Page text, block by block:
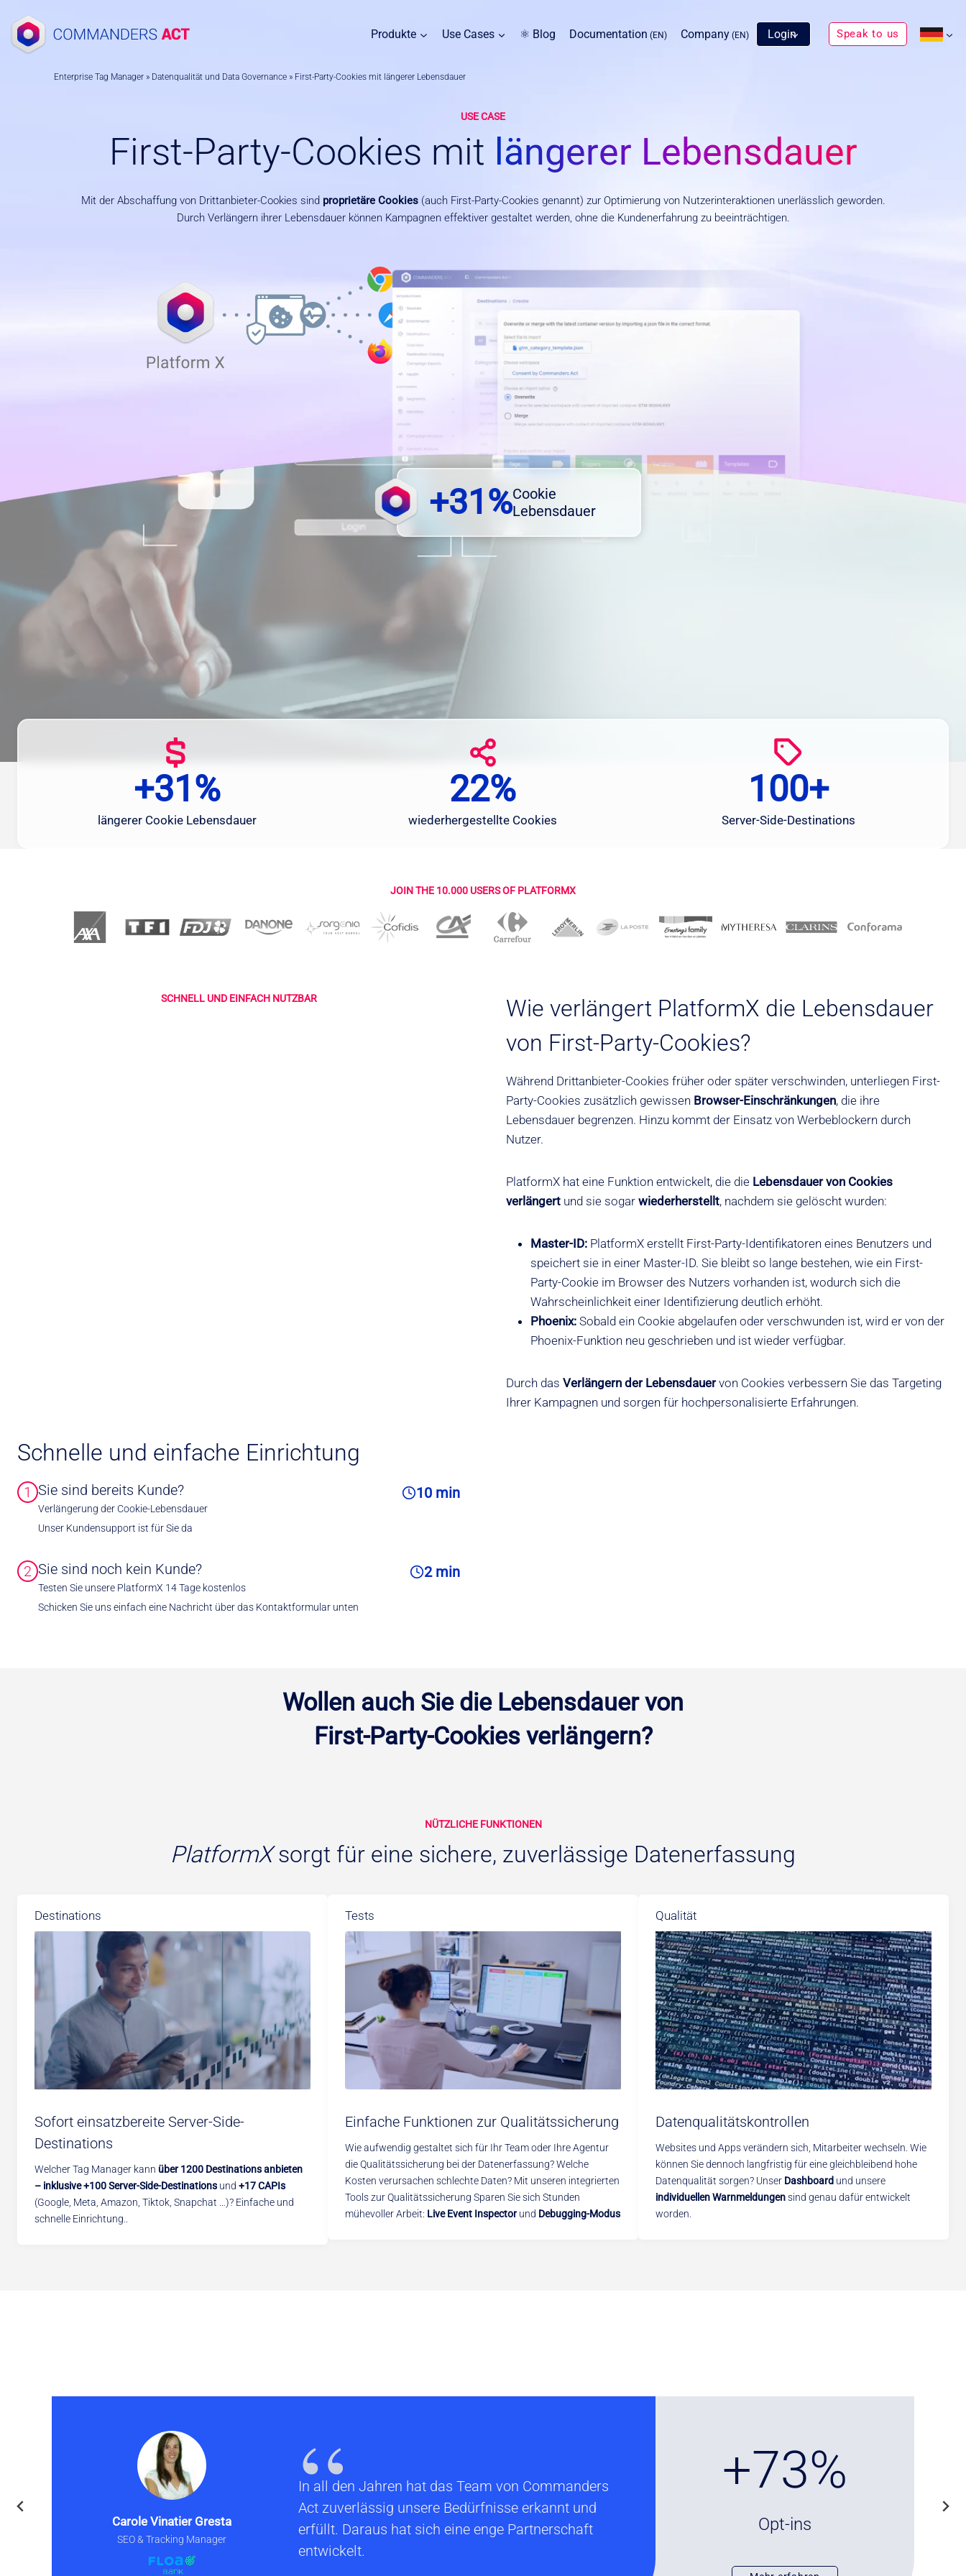
Inhalt
springen
Produkte Use Cases ⚛ Blog Documentation (EN) Company (EN) Login Speak to us
Enterprise Tag Manager » Datenqualität und Data Governance » First-Party-Cookies mit längerer Lebensdauer
USE CASE
First-Party-Cookies mit längerer Lebensdauer
Mit der Abschaffung von Drittanbieter-Cookies sind proprietäre Cookies(auch First-Party-Cookies genannt) zur Optimierung von Nutzerinteraktionen unerlässlich geworden.
Durch Verlängern ihrer Lebensdauer können Kampagnen effektiver gestaltet werden, ohne die Kundenerfahrung zu beeinträchtigen.
+31%Cookie
Lebensdauer
+31%
längerer Cookie Lebensdauer
22%
wiederhergestellte Cookies
100+
Server-Side-Destinations
JOIN THE 10.000 USERS OF PLATFORMX
SCHNELL UND EINFACH NUTZBAR
Wie verlängert PlatformX die Lebensdauer
von First-Party-Cookies?
Während Drittanbieter-Cookies früher oder später verschwinden, unterliegen First-
Party-Cookies zusätzlich gewissen Browser-Einschränkungen, die ihre
Lebensdauer begrenzen. Hinzu kommt der Einsatz von Werbeblockern durch
Nutzer.
PlatformX hat eine Funktion entwickelt, die die Lebensdauer von Cookies
verlängert und sie sogar wiederherstellt, nachdem sie gelöscht wurden:
Master-ID: PlatformX erstellt First-Party-Identifikatoren eines Benutzers und
speichert sie in einer Master-ID. Sie bleibt so lange bestehen, wie ein First-
Party-Cookie im Browser des Nutzers vorhanden ist, wodurch sich die
Wahrscheinlichkeit einer Identifizierung deutlich erhöht.
Phoenix: Sobald ein Cookie abgelaufen oder verschwunden ist, wird er von der
Phoenix-Funktion neu geschrieben und ist wieder verfügbar.
Durch das Verlängern der Lebensdauervon Cookies verbessern Sie das Targeting
Ihrer Kampagnen und sorgen für hochpersonalisierte Erfahrungen.
Schnelle und einfache Einrichtung
1 Sie sind bereits Kunde?
Verlängerung der Cookie-Lebensdauer
Unser Kundensupport ist für Sie da
10 min
2 Sie sind noch kein Kunde?
Testen Sie unsere PlatformX 14 Tage kostenlos
Schicken Sie uns einfach eine Nachricht über das Kontaktformular unten
2 min
Wollen auch Sie die Lebensdauer von
First-Party-Cookies verlängern?
NÜTZLICHE FUNKTIONEN
PlatformXsorgt für eine sichere, zuverlässige Datenerfassung
Destinations
Sofort einsatzbereite Server-Side-
Destinations
Welcher Tag Manager kann über 1200 Destinations anbieten
– inklusive +100 Server-Side-Destinations und +17 CAPIs
(Google, Meta, Amazon, Tiktok, Snapchat …)? Einfache und
schnelle Einrichtung..
Tests
Einfache Funktionen zur Qualitätssicherung
Wie aufwendig gestaltet sich für Ihr Team oder Ihre Agentur
die Qualitätssicherung bei der Datenerfassung? Welche
Kosten verursachen schlechte Daten? Mit unseren integrierten
Tools zur Qualitätssicherung Sparen Sie sich Stunden
mühevoller Arbeit: Live Event Inspectorund Debugging-Modus
Qualität
Datenqualitätskontrollen
Websites und Apps verändern sich, Mitarbeiter wechseln. Wie
können Sie dennoch langfristig für eine gleichbleibend hohe
Datenqualität sorgen? Unser Dashboard und unsere
individuellen Warnmeldungensind genau dafür entwickelt
worden.
Carole Vinatier Gresta
SEO & Tracking Manager “
In all den Jahren hat das Team von Commanders
Act zuverlässig unsere Bedürfnisse erkannt und
erfüllt. Daraus hat sich eine enge Partnerschaft
entwickelt.
+73%
Opt-ins